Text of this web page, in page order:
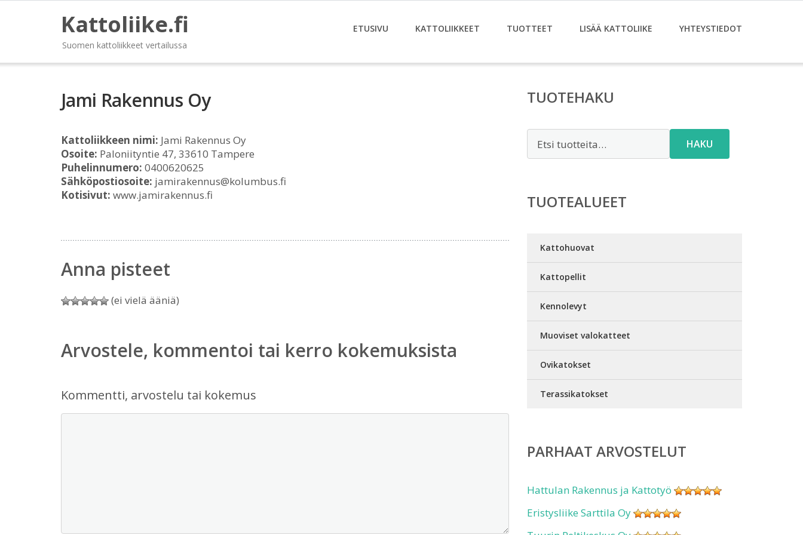
Kattoliike.fi
Suomen kattoliikkeet vertailussa
ETUSIVU KATTOLIIKKEET TUOTTEET LISÄÄ KATTOLIIKE YHTEYSTIEDOT
Jami Rakennus Oy
Kattoliikkeen nimi: Jami Rakennus Oy
Osoite: Paloniityntie 47, 33610 Tampere
Puhelinnumero: 0400620625
Sähköpostiosoite: jamirakennus@kolumbus.fi
Kotisivut: www.jamirakennus.fi
Anna pisteet
(ei vielä ääniä)
Arvostele, kommentoi tai kerro kokemuksista
Kommentti, arvostelu tai kokemus
TUOTEHAKU
HAKU
TUOTEALUEET
Kattohuovat
Kattopellit
Kennolevyt
Muoviset valokatteet
Ovikatokset
Terassikatokset
PARHAAT ARVOSTELUT
Hattulan Rakennus ja Kattotyö
Eristysliike Sarttila Oy